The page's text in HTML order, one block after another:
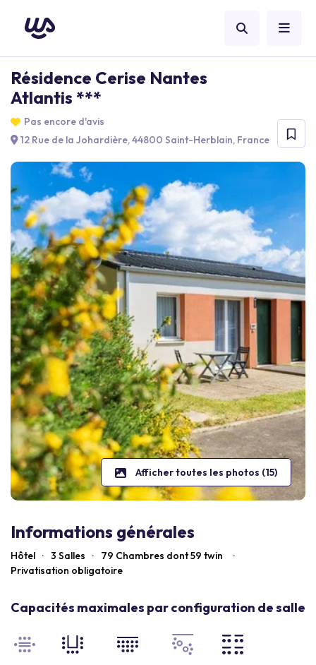
Résidence Cerise Nantes
Atlantis ***
Pas encore d'avis
12 Rue de la Johardière, 44800 Saint-Herblain, France
Afficher toutes les photos (15)
Informations générales
Hôtel · 3 Salles · 79 Chambres dont 59 twin
·
Privatisation obligatoire
Capacités maximales par configuration de salle